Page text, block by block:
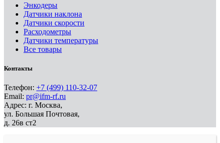
Энкодеры
Датчики наклона
Датчики скорости
Расходометры
Датчики температуры
Все товары
Контакты
Телефон: +7 (499) 110-32-07
Email: pr@ifm-rf.ru
Адрес: г. Москва,
ул. Большая Почтовая,
д. 26в ст2